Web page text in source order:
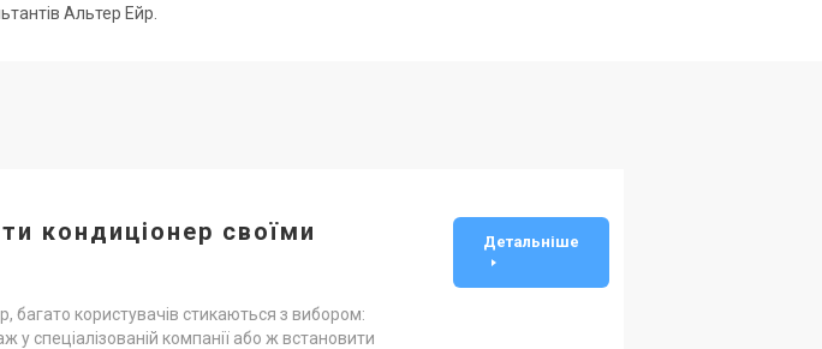
Альтер Ейр.
кондиціонер своїми
багато користувачів стикаються з вибором:
у спеціалізованій компанії або ж встановити
Детальніше